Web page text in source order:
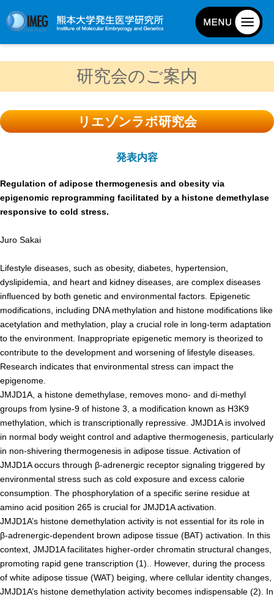
基本目標と基本方針
外部評価
パンフレット
男女共同参画事業
年報
関連リンク
研究分野紹介
細胞脂質代謝分野
細胞医学分野
損傷修復分野
多能性幹細胞分野
組織幹細胞分野
幹細胞誘導分野
胎盤発生分野
脳発生分野
腎臓発生分野
生殖発生分野
研究会のご案内
リエゾンラボ研究会
発表内容
Regulation of adipose thermogenesis and obesity via
epigenomic reprogramming facilitated by a histone demethylase
responsive to cold stress.
Juro Sakai
Lifestyle diseases, such as obesity, diabetes, hypertension,
dyslipidemia, and heart and kidney diseases, are complex diseases
influenced by both genetic and environmental factors. Epigenetic
modifications, including DNA methylation and histone modifications like
acetylation and methylation, play a crucial role in long-term adaptation
to the environment. Inappropriate epigenetic memory is theorized to
contribute to the development and worsening of lifestyle diseases.
Research indicates that environmental stress can impact the
epigenome.
JMJD1A, a histone demethylase, removes mono- and di-methyl
groups from lysine-9 of histone 3, a modification known as H3K9
methylation, which is transcriptionally repressive. JMJD1A is involved
in normal body weight control and adaptive thermogenesis, particularly
in non-shivering thermogenesis in adipose tissue. Activation of
JMJD1A occurs through β-adrenergic receptor signaling triggered by
environmental stress such as cold exposure and excess calorie
consumption. The phosphorylation of a specific serine residue at
amino acid position 265 is crucial for JMJD1A activation.
JMJD1A’s histone demethylation activity is not essential for its role in
β-adrenergic-dependent brown adipose tissue (BAT) activation. In this
context, JMJD1A facilitates higher-order chromatin structural changes,
promoting rapid gene transcription (1).. However, during the process
of white adipose tissue (WAT) beiging, where cellular identity changes,
JMJD1A’s histone demethylation activity becomes indispensable (2). In